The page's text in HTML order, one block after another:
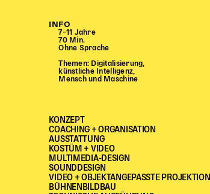
INFO
7–11 Jahre
70 Min.
Ohne Sprache
Themen: Digitalisierung,
künstliche Intelligenz,
Mensch und Maschine
KONZEPT
COACHING + ORGANISATION
AUSSTATTUNG
KOSTÜM + VIDEO
MULTIMEDIA-DESIGN
SOUNDDESIGN
VIDEO + OBJEKTANGEPASSTE PROJEKTION
BÜHNENBILDBAU